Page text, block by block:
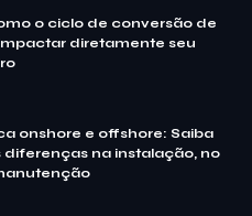
o ciclo de conversão de
diretamente seu
onshore e offshore: Saiba
diferenças na instalação, no